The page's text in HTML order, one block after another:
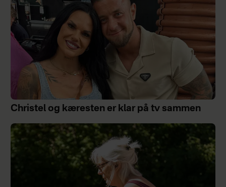
Christel og kæresten er klar på tv sammen